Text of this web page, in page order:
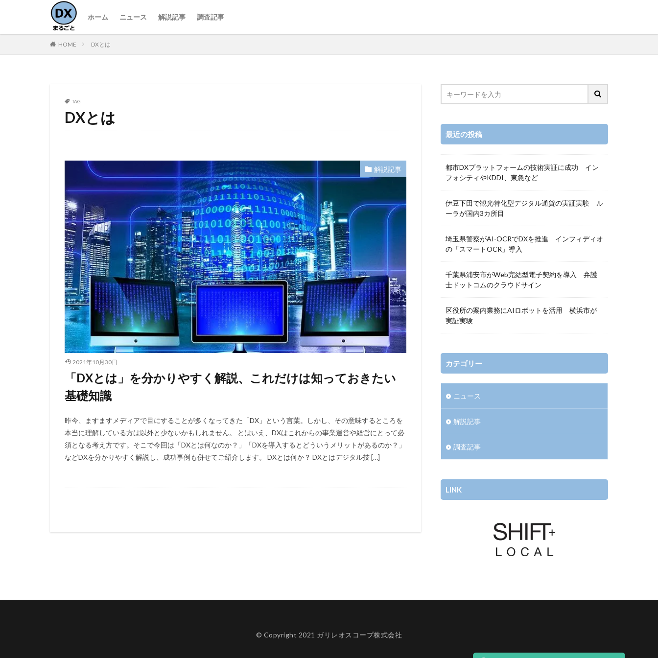
ホーム ニュース 解説記事 調査記事
HOME DXとは
TAG
DXとは
解説記事
2021年10月30日
「DXとは」を分かりやすく解説、これだけは知っておきたい
基礎知識
昨今、ますますメディアで目にすることが多くなってきた「DX」という言葉。しかし、その意味するところを
本当に理解している方は以外と少ないかもしれません。 とはいえ、DXはこれからの事業運営や経営にとって必
須となる考え方です。そこで今回は「DXとは何なのか？」「DXを導入するとどういうメリットがあるのか？」
などDXを分かりやすく解説し、成功事例も併せてご紹介します。 DXとは何か？ DXとはデジタル技 […]
最近の投稿
都市DXプラットフォームの技術実証に成功 イン
フォシティやKDDI、東急など
伊豆下田で観光特化型デジタル通貨の実証実験 ル
ーラが国内3カ所目
埼玉県警察がAI-OCRでDXを推進 インフィディオ
の「スマートOCR」導入
千葉県浦安市がWeb完結型電子契約を導入 弁護
士ドットコムのクラウドサイン
区役所の案内業務にAIロボットを活用 横浜市が
実証実験
カテゴリー
ニュース
解説記事
調査記事
LINK
© Copyright 2021 ガリレオスコープ株式会社